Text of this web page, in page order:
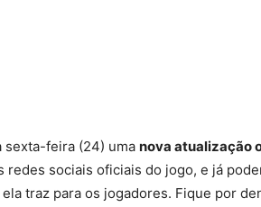
sexta-feira (24) uma nova atualização
redes sociais oficiais do jogo, e já
traz para os jogadores. Fique por